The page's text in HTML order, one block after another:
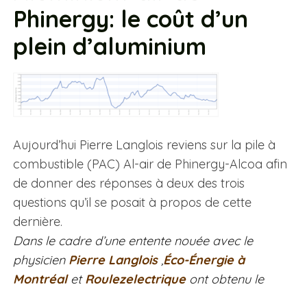
Phinergy: le coût d’un
plein d’aluminium
Aujourd’hui Pierre Langlois reviens sur la pile à
combustible (PAC) Al-air de Phinergy-Alcoa afin
de donner des réponses à deux des trois
questions qu’il se posait à propos de cette
dernière.
Dans le cadre d’une entente nouée avec le
physicien Pierre Langlois,Éco-Énergie à
MontréaletRoulezelectriqueont obtenu le